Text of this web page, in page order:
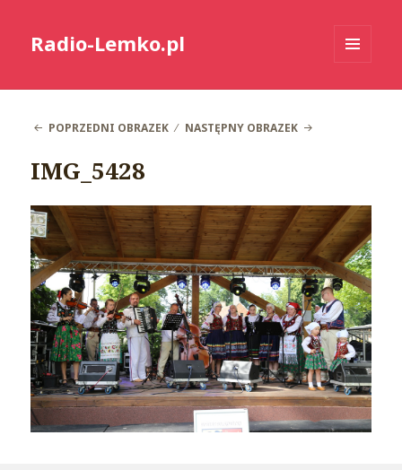
Radio-Lemko.pl
POPRZEDNI OBRAZEK
NASTĘPNY OBRAZEK
IMG_5428